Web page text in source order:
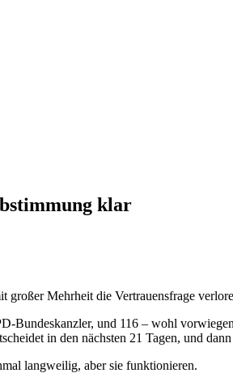
klar
Mehrheit die Vertrauensfrage
Bundeskanzler, und 116 – wohl
in den nächsten 21 Tagen, und
langweilig, aber sie funktionieren.